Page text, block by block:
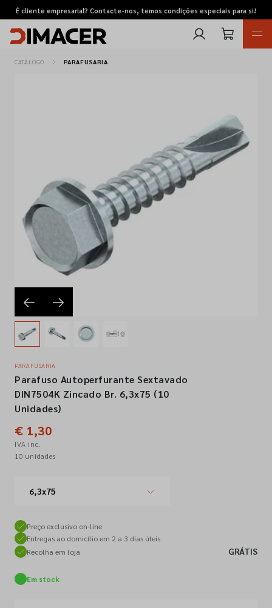
É cliente empresarial? Contacte-nos, temos condições especiais para si!
Pedidos de cotação
Marcas
Favoritos
Empresa
Contactos
Siga-nos nas redes sociais
CATÁLOGO PARAFUSARIA
PARAFUSARIA
Parafuso Autoperfurante Sextavado
DIN7504K Zincado Br. 6,3x75 (10
Unidades)
€ 1,30
IVA inc.
10 unidades
6,3x75
Preço exclusivo on-line
Entregas ao domicílio em 2 a 3 dias úteis
Recolha em loja
GRÁTIS
Em stock